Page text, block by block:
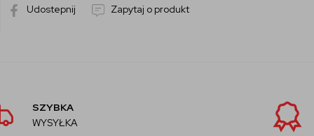
Udostepnij Zapytaj o produkt